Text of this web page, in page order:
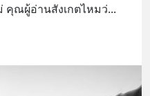
คุณผู้อ่านสังเกตไหมว่